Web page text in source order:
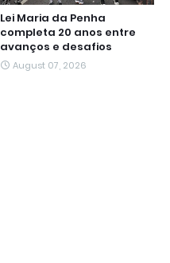
Lei Maria da Penha
completa 20 anos entre
avanços e desafios
August 07, 2026